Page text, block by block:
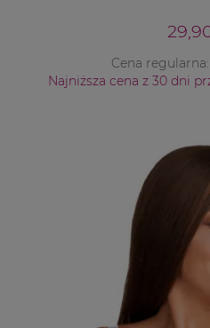
Cena regularna:
Najniższa cena z 30 dni